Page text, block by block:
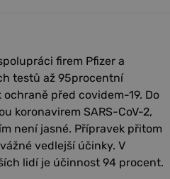
firem Pfizer a
testů až 95procentní
před covidem-19. Do
koronavirem SARS-CoV-2,
není jasné. Přípravek přitom
vedlejší účinky. V
lidí je účinnost 94 procent.